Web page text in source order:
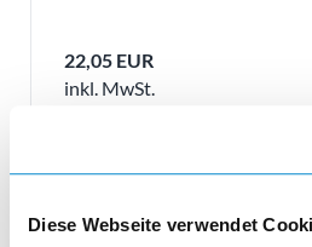
Diese Webseite verwendet
22,05 EUR
inkl. MwSt.
Produktmenge
remove
Menge